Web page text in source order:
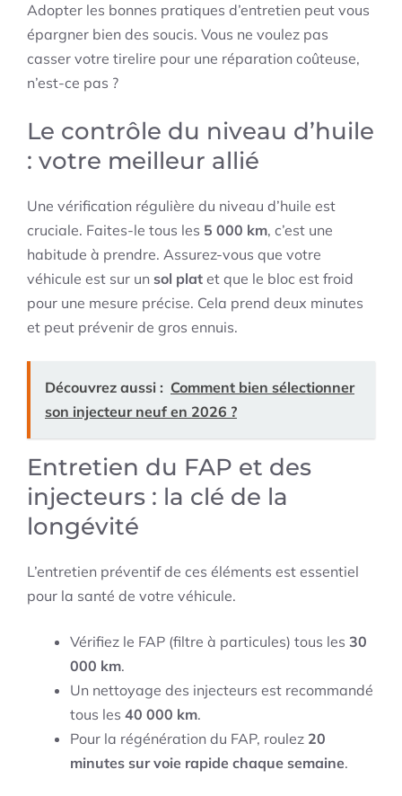
Adopter les bonnes pratiques d’entretien peut vous
épargner bien des soucis. Vous ne voulez pas
casser votre tirelire pour une réparation coûteuse,
n’est-ce pas ?
Le contrôle du niveau d’huile
: votre meilleur allié
Une vérification régulière du niveau d’huile est
cruciale. Faites-le tous les 5 000 km, c’est une
habitude à prendre. Assurez-vous que votre
véhicule est sur un sol plat et que le bloc est froid
pour une mesure précise. Cela prend deux minutes
et peut prévenir de gros ennuis.
Découvrez aussi : Comment bien sélectionner
son injecteur neuf en 2026 ?
Entretien du FAP et des
injecteurs : la clé de la
longévité
L’entretien préventif de ces éléments est essentiel
pour la santé de votre véhicule.
Vérifiez le FAP (filtre à particules) tous les 30
000 km.
Un nettoyage des injecteurs est recommandé
tous les 40 000 km.
Pour la régénération du FAP, roulez 20
minutes sur voie rapide chaque semaine.